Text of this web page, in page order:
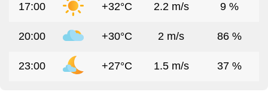
17:00 +32°C 2.2 m/s 9 %
20:00 +30°C 2 m/s 86 %
23:00 +27°C 1.5 m/s 37 %